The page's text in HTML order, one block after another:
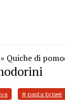
» Quiche di
# pasta briseé